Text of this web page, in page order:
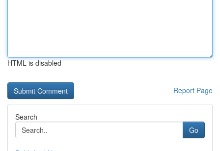
HTML is disabled
Report Page
Search
Go